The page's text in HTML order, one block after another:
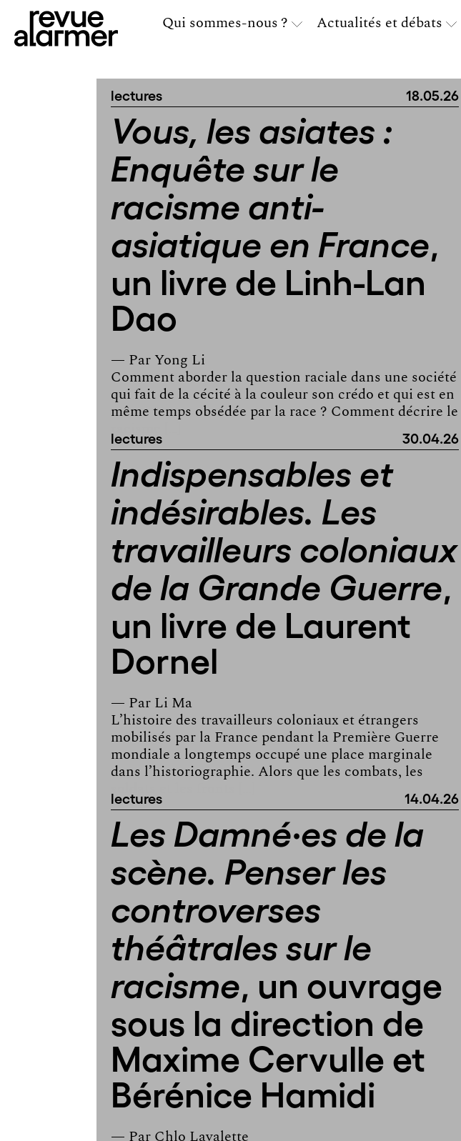
Qui sommes-nous ? Actualités et débats
lectures 18.05.26
Vous, les asiates :
Enquête sur le
racisme anti-
asiatique en France,
un livre de Linh-Lan
Dao
— Par Yong Li
Comment aborder la question raciale dans une société
qui fait de la cécité à la couleur son crédo et qui est en
même temps obsédée par la race ? Comment décrire le
lectures 30.04.26
Indispensables et
indésirables. Les
travailleurs coloniaux
de la Grande Guerre,
un livre de Laurent
Dornel
— Par Li Ma
L’histoire des travailleurs coloniaux et étrangers
mobilisés par la France pendant la Première Guerre
mondiale a longtemps occupé une place marginale
dans l’historiographie. Alors que les combats, les
lectures 14.04.26
Les Damné·es de la
scène. Penser les
controverses
théâtrales sur le
racisme, un ouvrage
sous la direction de
Maxime Cervulle et
Bérénice Hamidi
— Par Chlo Lavalette